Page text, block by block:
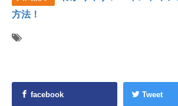
方法！
facebook Tweet